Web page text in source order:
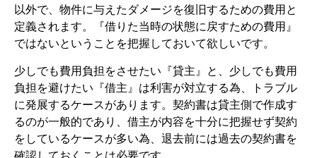
以外で、物件に与えたダメージを復旧するための費用と
定義されます。『借りた当時の状態に戻すための費用』
ではないということを把握しておいて欲しいです。
少しでも費用負担をさせたい『貸主』と、少しでも費用
負担を避けたい『借主』は利害が対立する為、トラブル
に発展するケースがあります。契約書は貸主側で作成す
るのが一般的であり、借主が内容を十分に把握せず契約
をしているケースが多い為、退去前には過去の契約書を